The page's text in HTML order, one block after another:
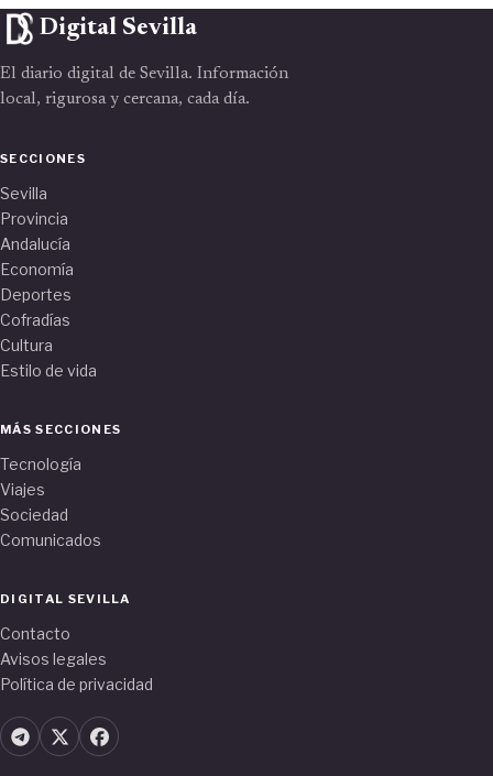
Digital Sevilla
El diario digital de Sevilla. Información
local, rigurosa y cercana, cada día.
SECCIONES
Sevilla
Provincia
Andalucía
Economía
Deportes
Cofradías
Cultura
Estilo de vida
MÁS SECCIONES
Tecnología
Viajes
Sociedad
Comunicados
DIGITAL SEVILLA
Contacto
Avisos legales
Política de privacidad